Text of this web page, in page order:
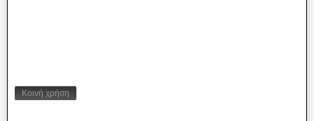
Κοινή χρήση